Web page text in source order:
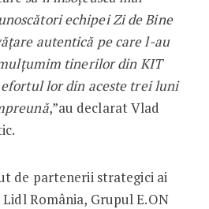
echipei Zi de Bine
autentică pe care l-au
tinerilor din KIT
lor din aceste trei luni
,”au declarat Vlad
de partenerii strategici ai
România, Grupul E.ON